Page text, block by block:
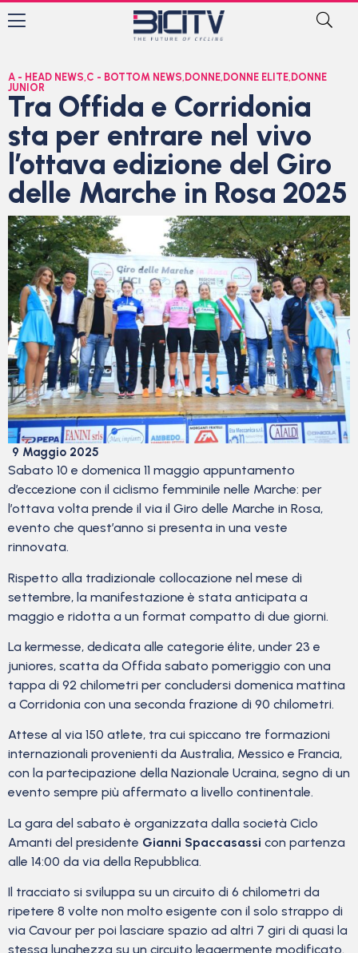
A - HEAD NEWS,C - BOTTOM NEWS, DONNE, DONNE ELITE, DONNE
JUNIOR
Tra Offida e Corridonia
sta per entrare nel vivo
l’ottava edizione del Giro
delle Marche in Rosa 2025
9 Maggio 2025
Sabato 10 e domenica 11 maggio appuntamento
d’eccezione con il ciclismo femminile nelle Marche: per
l’ottava volta prende il via il Giro delle Marche in Rosa,
evento che quest’anno si presenta in una veste
rinnovata.
Rispetto alla tradizionale collocazione nel mese di
settembre, la manifestazione è stata anticipata a
maggio e ridotta a un format compatto di due giorni.
La kermesse, dedicata alle categorie élite, under 23 e
juniores, scatta da Offida sabato pomeriggio con una
tappa di 92 chilometri per concludersi domenica mattina
a Corridonia con una seconda frazione di 90 chilometri.
Attese al via 150 atlete, tra cui spiccano tre formazioni
internazionali provenienti da Australia, Messico e Francia,
con la partecipazione della Nazionale Ucraina, segno di un
evento sempre più affermato a livello continentale.
La gara del sabato è organizzata dalla società Ciclo
Amanti del presidente Gianni Spaccasassi con partenza
alle 14:00 da via della Repubblica.
Il tracciato si sviluppa su un circuito di 6 chilometri da
ripetere 8 volte non molto esigente con il solo strappo di
via Cavour per poi lasciare spazio ad altri 7 giri di quasi la
stessa lunghezza su un circuito leggermente modificato.